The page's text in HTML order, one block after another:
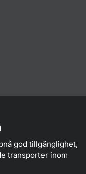
god tillgänglighet,
transporter inom